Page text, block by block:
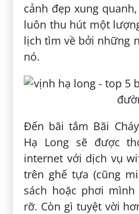
cảnh đẹp xung
luôn thu hút một
lịch tìm về bởi những
nó.
Đến bãi tắm Bãi
Hạ Long sẽ được
internet với dịch vụ
trên ghế tựa (cũng
sách hoặc phơi
rỡ. Còn gì tuyệt vời